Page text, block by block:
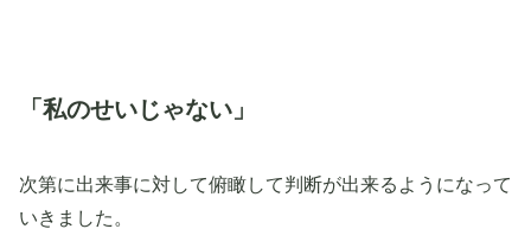
「私のせいじゃない」
次第に出来事に対して俯瞰して判断が出来るようになって
いきました。